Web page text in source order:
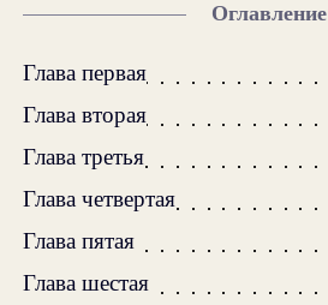
Оглавление
Глава первая
Глава вторая
Глава третья
Глава четвертая
Глава пятая
Глава шестая